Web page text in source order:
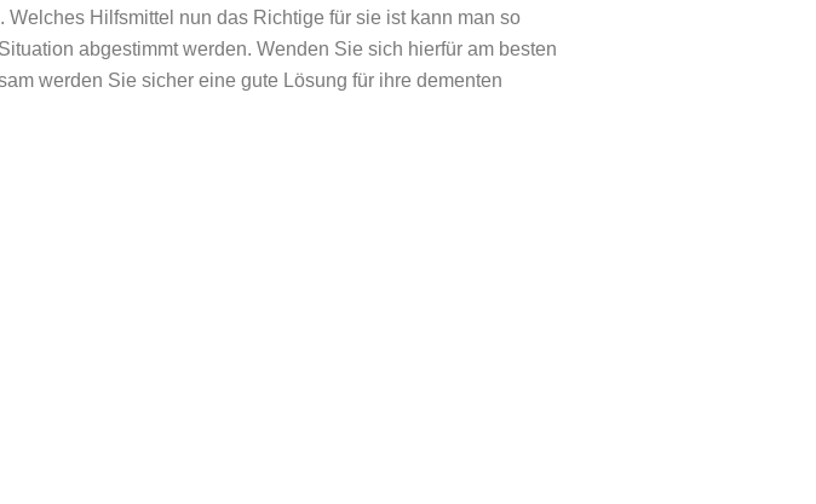
Hilfsmittel nun das Richtige für sie ist kann man so
abgestimmt werden. Wenden Sie sich hierfür am besten
werden Sie sicher eine gute Lösung für ihre dementen